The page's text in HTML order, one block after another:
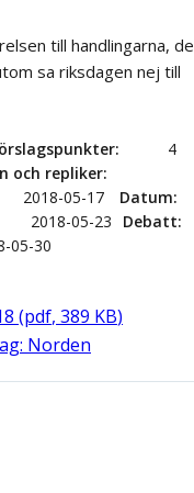
till handlingarna,
sa riksdagen nej till
4
och repliker
2018-05-17
Datum
2018-05-23
Debatt
05-30
(pdf, 389 KB)
Norden